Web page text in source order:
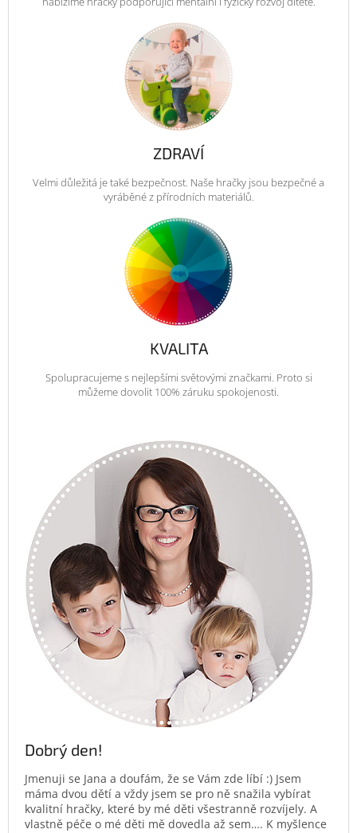
ZDRAVÍ
Velmi důležitá je také bezpečnost. Naše hračky jsou bezpečné a
vyráběné z přírodních materiálů.
KVALITA
Spolupracujeme s nejlepšími světovými značkami. Proto si
můžeme dovolit 100% záruku spokojenosti.
Dobrý den!
Jmenuji se Jana a doufám, že se Vám zde líbí :) Jsem
máma dvou dětí a vždy jsem se pro ně snažila vybírat
kvalitní hračky, které by mé děti všestranně rozvíjely. A
vlastně péče o mé děti mě dovedla až sem…. K myšlence